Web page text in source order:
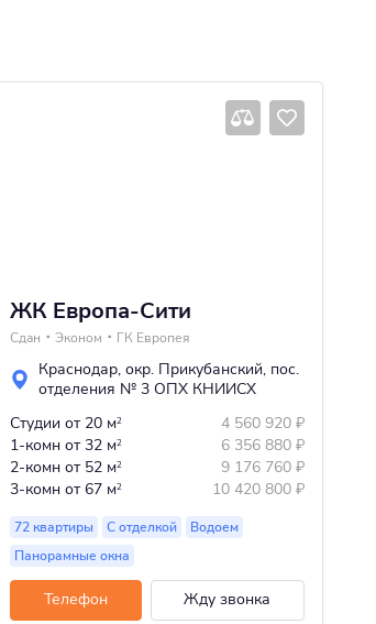
ЖК Европа-Сити
Сдан Эконом ГК Европея
Краснодар, окр. Прикубанский, пос.
отделения № 3 ОПХ КНИИСХ
Студии от 20 м2 4 560 920 ₽
1-комн от 32 м2 6 356 880 ₽
2-комн от 52 м2 9 176 760 ₽
3-комн от 67 м2 10 420 800 ₽
72 квартиры С отделкой
Водоем
Панорамные окна
Телефон Жду звонка